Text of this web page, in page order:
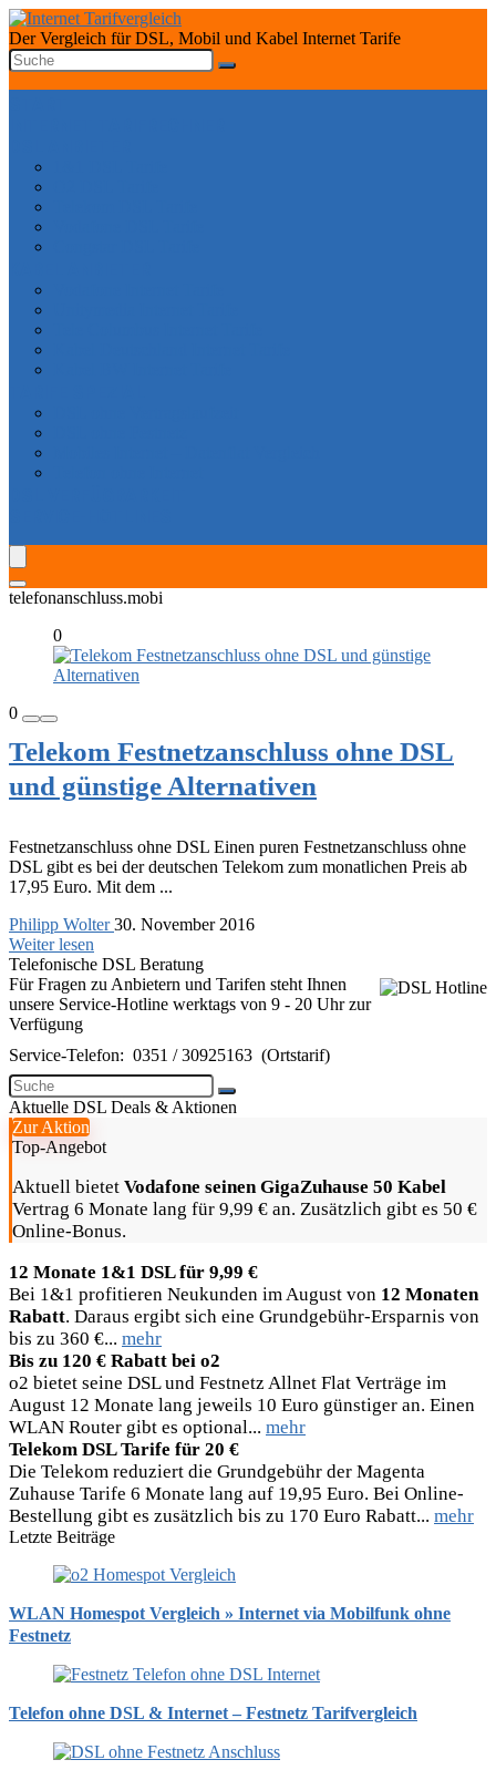
Der Vergleich für DSL, Mobil und Kabel Internet Tarife
telefonanschluss.mobi
0
0
Telekom Festnetzanschluss ohne DSL
und günstige Alternativen
Festnetzanschluss ohne DSL Einen puren Festnetzanschluss ohne
DSL gibt es bei der deutschen Telekom zum monatlichen Preis ab
17,95 Euro. Mit dem ...
Philipp Wolter30. November 2016
Weiter lesen
Telefonische DSL Beratung
Für Fragen zu Anbietern und Tarifen steht Ihnen
unsere Service-Hotline werktags von 9 - 20 Uhr zur
Verfügung
Service-Telefon: 0351 / 30925163 (Ortstarif)
Aktuelle DSL Deals & Aktionen
Zur Aktion
Top-Angebot
Aktuell bietet Vodafone seinen GigaZuhause 50 Kabel
Vertrag 6 Monate lang für 9,99 € an. Zusätzlich gibt es 50 €
Online-Bonus.
12 Monate 1&1 DSL für 9,99 €
Bei 1&1 profitieren Neukunden im August von 12 Monaten
Rabatt. Daraus ergibt sich eine Grundgebühr-Ersparnis von
bis zu 360 €... mehr
Bis zu 120 € Rabatt bei o2
o2 bietet seine DSL und Festnetz Allnet Flat Verträge im
August 12 Monate lang jeweils 10 Euro günstiger an. Einen
WLAN Router gibt es optional... mehr
Telekom DSL Tarife für 20 €
Die Telekom reduziert die Grundgebühr der Magenta
Zuhause Tarife 6 Monate lang auf 19,95 Euro. Bei Online-
Bestellung gibt es zusätzlich bis zu 170 Euro Rabatt... mehr
Letzte Beiträge
WLAN Homespot Vergleich » Internet via Mobilfunk ohne
Festnetz
Telefon ohne DSL & Internet – Festnetz Tarifvergleich